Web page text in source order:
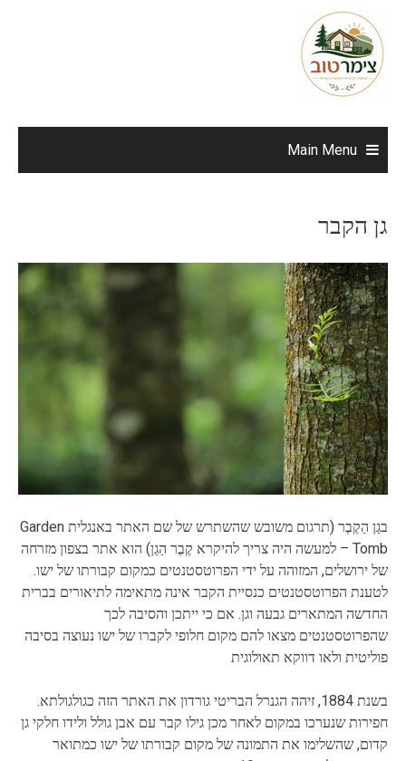
content
Main Menu
גן הקבר
בגַן הַקֶבֶר (תרגום משובש שהשתרש של שם האתר באנגלית Garden
Tomb – למעשה היה צריך להיקרא קֶבֶר הַגַן) הוא אתר בצפון מזרחה
של ירושלים, המזוהה על ידי הפרוטסטנטים כמקום קבורתו של ישו.
לטענת הפרוטסטנטים כנסיית הקבר אינה מתאימה לתיאורים בברית
החדשה המתארים גבעה וגן. אם כי ייתכן והסיבה לכך
שהפרוטסטנטים מצאו להם מקום חלופי לקברו של ישו נעוצה בסיבה
פוליטית ולאו דווקא תאולוגית
בשנת 1884, זיהה הגנרל הבריטי גורדון את האתר הזה כגולגולתא.
חפירות שנערכו במקום לאחר מכן גילו קבר עם אבן גולל ולידו חלקי גן
קדום, שהשלימו את התמונה של מקום קבורתו של ישו כמתואר